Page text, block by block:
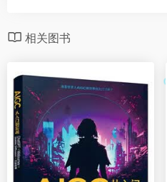
相关图书